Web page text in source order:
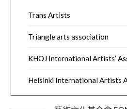
Trans Artists
Triangle arts association
KHOJ International Artists’
Helsinki International Artists